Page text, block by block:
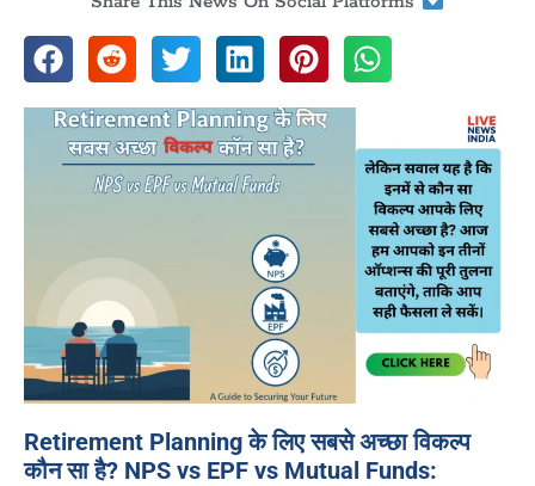
Retirement Planning के लिए सबसे अच्छा विकल्प
कौन सा है? NPS vs EPF vs Mutual Funds: